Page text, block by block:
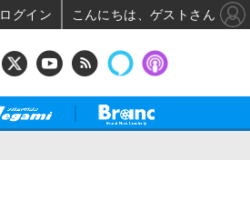
ログイン こんにちは、ゲストさん